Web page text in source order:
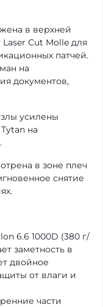
в верхней
Cut Molle для
патчей.
на
документов,
усилены
на
в зоне плеч
снятие
6.6 1000D (380 г/
заметность в
двойное
от влаги и
части